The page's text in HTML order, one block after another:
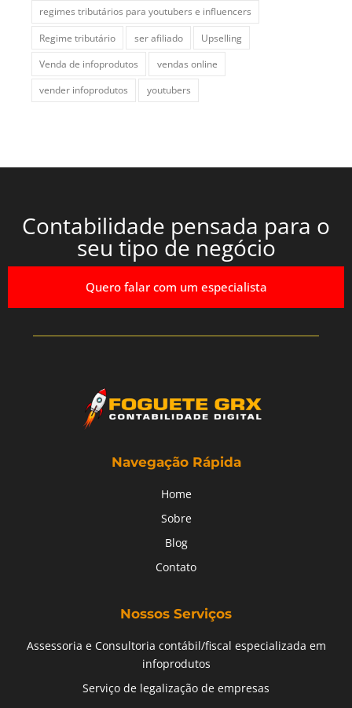
regimes tributários para youtubers e influencers
Regime tributário
ser afiliado
Upselling
Venda de infoprodutos
vendas online
vender infoprodutos
youtubers
Contabilidade pensada para o
seu tipo de negócio
Quero falar com um especialista
Navegação Rápida
Home
Sobre
Blog
Contato
Nossos Serviços
Assessoria e Consultoria contábil/fiscal especializada em
infoprodutos
Serviço de legalização de empresas